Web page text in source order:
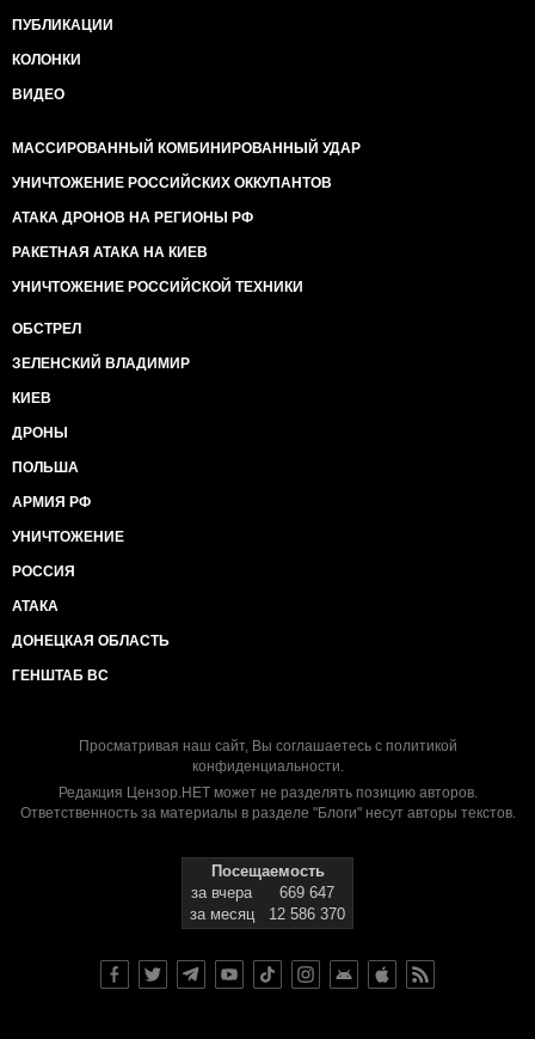
ПУБЛИКАЦИИ
КОЛОНКИ
ВИДЕО
МАССИРОВАННЫЙ КОМБИНИРОВАННЫЙ УДАР
УНИЧТОЖЕНИЕ РОССИЙСКИХ ОККУПАНТОВ
АТАКА ДРОНОВ НА РЕГИОНЫ РФ
РАКЕТНАЯ АТАКА НА КИЕВ
УНИЧТОЖЕНИЕ РОССИЙСКОЙ ТЕХНИКИ
ОБСТРЕЛ
ЗЕЛЕНСКИЙ ВЛАДИМИР
КИЕВ
ДРОНЫ
ПОЛЬША
АРМИЯ РФ
УНИЧТОЖЕНИЕ
РОССИЯ
АТАКА
ДОНЕЦКАЯ ОБЛАСТЬ
ГЕНШТАБ ВС
Просматривая наш сайт, Вы соглашаетесь с политикой
конфиденциальности.
Редакция Цензор.НЕТ может не разделять позицию авторов.
Ответственность за материалы в разделе "Блоги" несут авторы текстов.
Посещаемость
за вчера
669 647
за месяц
12 586 370